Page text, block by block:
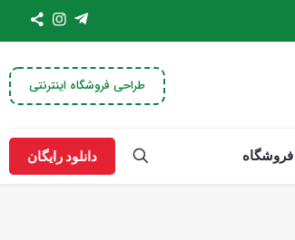
طراحی فروشگاه اینترنتی
فروشگاه دانلود رایگان